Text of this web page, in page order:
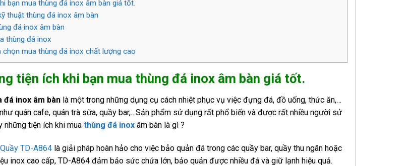
bạn mua thùng đá inox âm bàn giá tốt.
thuật thùng đá inox âm bàn
đá inox âm bàn
thùng đá inox
chọn mua thùng đá inox chất lượng cao
tiện ích khi bạn mua thùng đá inox âm bàn giá tốt.
đá inox âm bàn là một trong những dụng cụ cách nhiệt phục vụ việc đựng đá, đồ uống, thức ăn,…
quán cafe, quán trà sữa, quầy bar,…Sản phẩm sử dụng rất phổ biến và được rất nhiều người sử
những tiện ích khi muathùng đá inox âm bàn là gì ?
TD-A864 là giải pháp hoàn hảo cho việc bảo quản đá trong các quầy bar, quầy thu ngân hoặc
inox cao cấp, TD-A864 đảm bảo sức chứa lớn, bảo quản được nhiều đá và giữ lạnh hiệu quả.